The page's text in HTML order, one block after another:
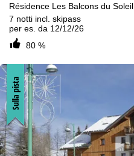
Résidence Les Balcons du Soleil
7 notti incl. skipass
per es. da 12/12/26
80 %
Sulla pista